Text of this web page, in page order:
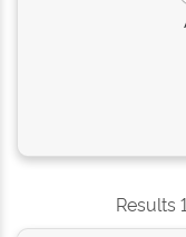
Results